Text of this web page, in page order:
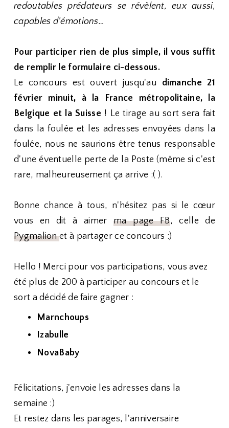
redoutables prédateurs se révèlent, eux aussi,
capables d'émotions…
Pour participer rien de plus simple, il vous suffit
de remplir le formulaire ci-dessous.
Le concours est ouvert jusqu'au dimanche 21
février minuit,
à la France métropolitaine, la
Belgique et la Suisse ! Le tirage au sort sera fait
dans la foulée et les adresses envoyées dans la
foulée, nous ne saurions être tenus responsable
d'une éventuelle perte de la Poste (même si c'est
rare, malheureusement ça arrive :( ).
Bonne chance à tous, n'hésitez pas si le cœur
vous en dit à aimerma page FB, celle de
Pygmalionet à partager ce concours :)
Hello ! Merci pour vos participations, vous avez
été plus de 200 à participer au concours et le
sort a décidé de faire gagner :
Marnchoups
Izabulle
NovaBaby
Félicitations, j'envoie les adresses dans la
semaine :)
Et restez dans les parages, l'anniversaire